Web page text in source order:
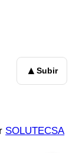
▲ Subir
SOLUTECSA